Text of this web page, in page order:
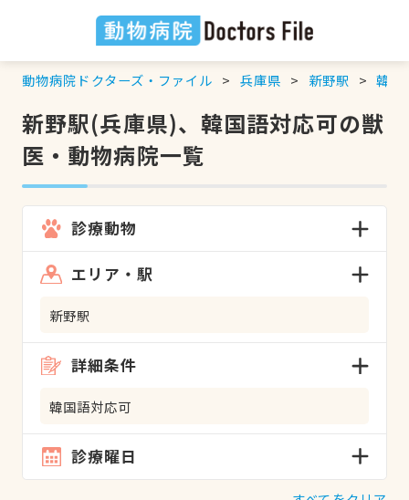
動物病院ドクターズ・ファイル 兵庫県 新野駅 韓国
新野駅(兵庫県)、韓国語対応可の獣
医・動物病院一覧
診療動物
エリア・駅
新野駅
詳細条件
韓国語対応可
診療曜日